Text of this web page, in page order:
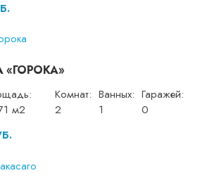
м2
Комнат:
2
Ванных:
1
Гаражей:
0